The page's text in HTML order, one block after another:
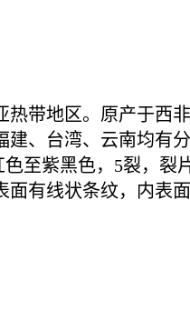
热带地区。原产于西
、台湾、云南均有
至紫黑色，5裂，裂
有线状条纹，内表